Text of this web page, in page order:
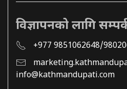
विज्ञापनको लागि
+977 9851062648/
info@kathmandupati.com